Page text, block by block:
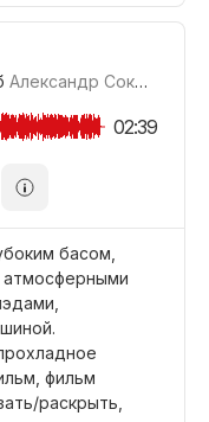
Александр Соколов
02:39
басом,
фильм
раскрыть,